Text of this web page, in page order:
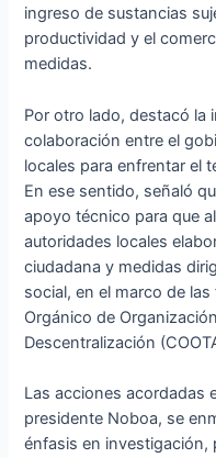
ingreso de sustancias
productividad y el
medidas.
Por otro lado, destacó la
colaboración entre el
locales para enfrentar el
En ese sentido, señaló
apoyo técnico para que
autoridades locales
ciudadana y medidas
social, en el marco de
Orgánico de
Descentralización
Las acciones acordadas
presidente Noboa, se
énfasis en investigación,